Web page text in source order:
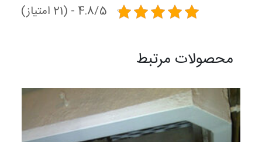
4.8/5 - (21 امتیاز)
محصولات مرتبط